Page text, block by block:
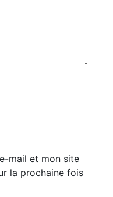
mail et mon site
la prochaine fois